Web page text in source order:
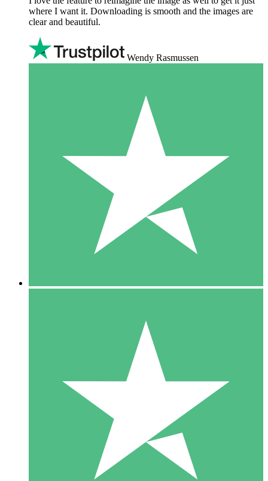
where I want it. Downloading is smooth and the images are
clear and beautiful.
Wendy Rasmussen